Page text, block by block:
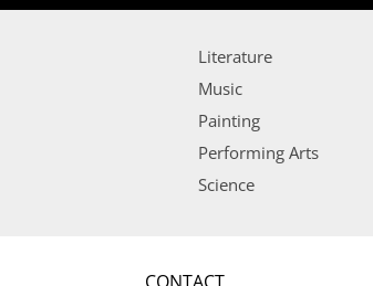
Literature
Music
Painting
Performing Arts
Science